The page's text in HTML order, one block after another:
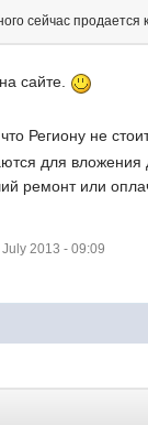
сейчас продается
сайте.
Региону не
для
ремонт или
2013 - 09:09